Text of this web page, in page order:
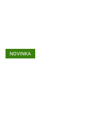
NOVINKA